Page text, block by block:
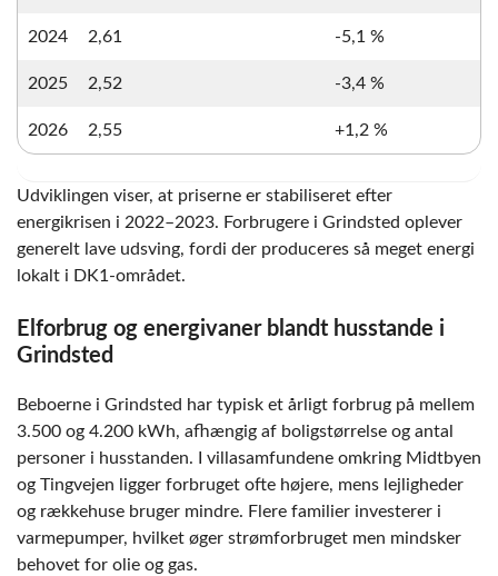
2024 2,61 -5,1 %
2025 2,52 -3,4 %
2026 2,55 +1,2 %
Udviklingen viser, at priserne er stabiliseret efter
energikrisen i 2022–2023. Forbrugere i Grindsted oplever
generelt lave udsving, fordi der produceres så meget energi
lokalt i DK1-området.
Elforbrug og energivaner blandt husstande i
Grindsted
Beboerne i Grindsted har typisk et årligt forbrug på mellem
3.500 og 4.200 kWh, afhængig af boligstørrelse og antal
personer i husstanden. I villasamfundene omkring Midtbyen
og Tingvejen ligger forbruget ofte højere, mens lejligheder
og rækkehuse bruger mindre. Flere familier investerer i
varmepumper, hvilket øger strømforbruget men mindsker
behovet for olie og gas.